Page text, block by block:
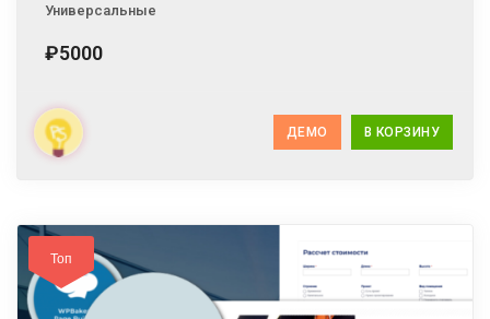
Универсальные
₽5000
ДЕМО В КОРЗИНУ
Топ